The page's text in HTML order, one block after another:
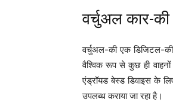
वर्चुअल कार-की
वर्चुअल-की एक डिजिटल-
वैश्विक रूप से कुछ ही
एंड्रॉयड बेस्ड डिवाइस के
उपलब्ध कराया जा रहा है।